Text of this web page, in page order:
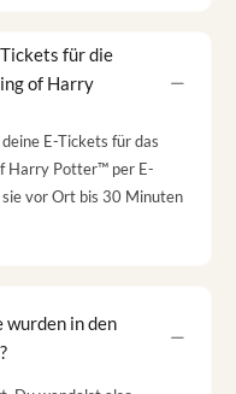
für die
of Harry
E-Tickets für das
Harry Potter™ per E-
vor Ort bis 30 Minuten
in den